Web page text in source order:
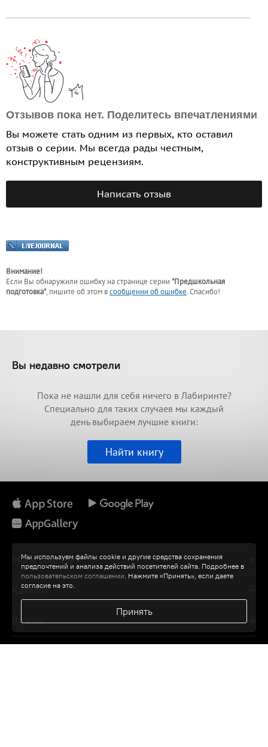
Отзывов пока нет. Поделитесь впечатлениями
Вы можете стать одним из первых, кто оставил
отзыв о серии. Мы всегда рады честным,
конструктивным рецензиям.
Написать отзыв
Внимание!
Если Вы обнаружили ошибку на странице серии "Предшкольная
подготовка", пишите об этом всообщении об ошибке. Спасибо!
Мы используем файлы cookie и другие средства сохранения
предпочтений и анализа действий посетителей сайта. Подробнее в
пользовательском соглашении. Нажмите «Принять», если даете
согласие на это.
Принять
Вы недавно смотрели
Пока не нашли для себя ничего в Лабиринте?
Специально для таких случаев мы каждый
день выбираем лучшие книги:
Найти книгу
Мы в соцсетях
Каталог
Важно